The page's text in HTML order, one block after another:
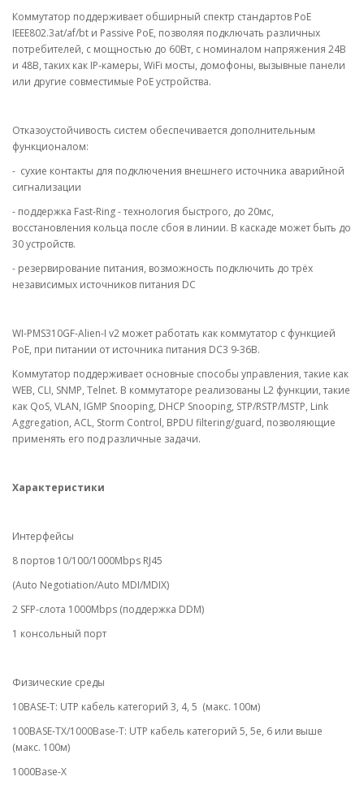
Коммутатор поддерживает обширный спектр стандартов PoE
IEEE802.3at/af/bt и Passive PoE, позволяя подключать различных
потребителей, с мощностью до 60Вт, с номиналом напряжения 24В
и 48В, таких как IP-камеры, WiFi мосты, домофоны, вызывные панели
или другие совместимые PoE устройства.
Отказоустойчивость систем обеспечивается дополнительным
функционалом:
- сухие контакты для подключения внешнего источника аварийной
сигнализации
- поддержка Fast-Ring - технология быстрого, до 20мс,
восстановления кольца после сбоя в линии. В каскаде может быть до
30 устройств.
- резервирование питания, возможность подключить до трёх
независимых источников питания DС
WI-PMS310GF-Alien-I v2 может работать как коммутатор с функцией
PoE, при питании от источника питания DC3 9-36В.
Коммутатор поддерживает основные способы управления, такие как
WEB, CLI, SNMP, Telnet. В коммутаторе реализованы L2 функции, такие
как QoS, VLAN, IGMP Snooping, DHCP Snooping, STP/RSTP/MSTP, Link
Aggregation, ACL, Storm Control, BPDU filtering/guard, позволяющие
применять его под различные задачи.
Характеристики
Интерфейсы
8 портов 10/100/1000Mbps RJ45
(Auto Negotiation/Auto MDI/MDIX)
2 SFP-слота 1000Mbps (поддержка DDM)
1 консольный порт
Физические среды
10BASE-T: UTP кабель категорий 3, 4, 5 (макс. 100м)
100BASE-TX/1000Base-T: UTP кабель категорий 5, 5e, 6 или выше
(макс. 100м)
1000Base-X